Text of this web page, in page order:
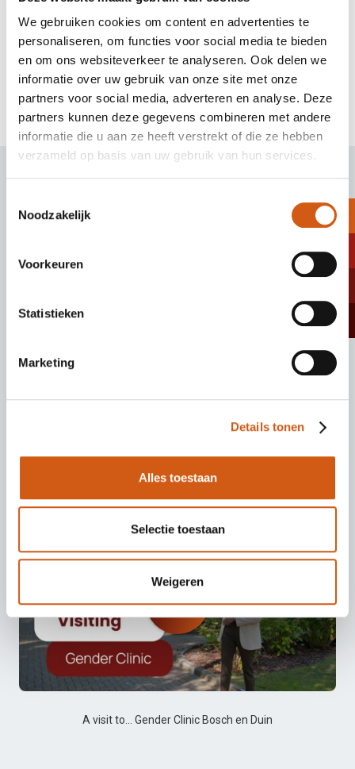
We gebruiken cookies om content en advertenties te
personaliseren, om functies voor social media te bieden
en om ons websiteverkeer te analyseren. Ook delen we
informatie over uw gebruik van onze site met onze
partners voor social media, adverteren en analyse. Deze
partners kunnen deze gegevens combineren met andere
informatie die u aan ze heeft verstrekt of die ze hebben
verzameld op basis van uw gebruik van hun services.
Noodzakelijk
Voorkeuren
Statistieken
Marketing
Details tonen
Alles toestaan
Selectie toestaan
Weigeren
Chirurgie
Maak kennis met onze zeer ervaren gender chirurgen
Op bezoek bij... Gender Clinic in Bosch en Duin
A visit to... Gender Clinic Bosch en Duin